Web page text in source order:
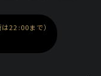
22:00まで）